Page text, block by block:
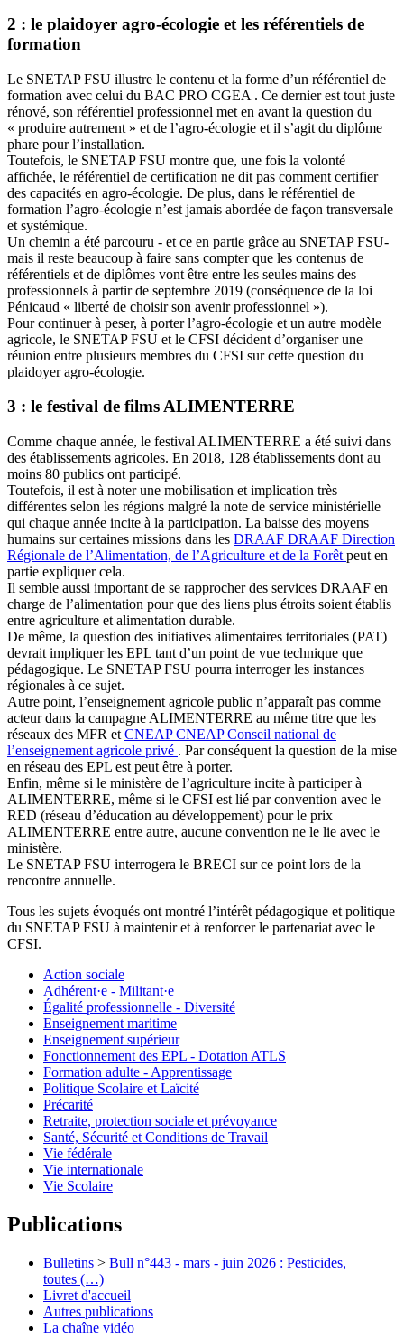
2 : le plaidoyer agro-écologie et les référentiels de
formation
Le SNETAP FSU illustre le contenu et la forme d’un référentiel de
formation avec celui du BAC PRO CGEA . Ce dernier est tout juste
rénové, son référentiel professionnel met en avant la question du
« produire autrement » et de l’agro-écologie et il s’agit du diplôme
phare pour l’installation.
Toutefois, le SNETAP FSU montre que, une fois la volonté
affichée, le référentiel de certification ne dit pas comment certifier
des capacités en agro-écologie. De plus, dans le référentiel de
formation l’agro-écologie n’est jamais abordée de façon transversale
et systémique.
Un chemin a été parcouru - et ce en partie grâce au SNETAP FSU-
mais il reste beaucoup à faire sans compter que les contenus de
référentiels et de diplômes vont être entre les seules mains des
professionnels à partir de septembre 2019 (conséquence de la loi
Pénicaud « liberté de choisir son avenir professionnel »).
Pour continuer à peser, à porter l’agro-écologie et un autre modèle
agricole, le SNETAP FSU et le CFSI décident d’organiser une
réunion entre plusieurs membres du CFSI sur cette question du
plaidoyer agro-écologie.
3 : le festival de films ALIMENTERRE
Comme chaque année, le festival ALIMENTERRE a été suivi dans
des établissements agricoles. En 2018, 128 établissements dont au
moins 80 publics ont participé.
Toutefois, il est à noter une mobilisation et implication très
différentes selon les régions malgré la note de service ministérielle
qui chaque année incite à la participation. La baisse des moyens
humains sur certaines missions dans les DRAAF DRAAF Direction
Régionale de l’Alimentation, de l’Agriculture et de la Forêt peut en
partie expliquer cela.
Il semble aussi important de se rapprocher des services DRAAF en
charge de l’alimentation pour que des liens plus étroits soient établis
entre agriculture et alimentation durable.
De même, la question des initiatives alimentaires territoriales (PAT)
devrait impliquer les EPL tant d’un point de vue technique que
pédagogique. Le SNETAP FSU pourra interroger les instances
régionales à ce sujet.
Autre point, l’enseignement agricole public n’apparaît pas comme
acteur dans la campagne ALIMENTERRE au même titre que les
réseaux des MFR et CNEAP CNEAP Conseil national de
l’enseignement agricole privé . Par conséquent la question de la mise
en réseau des EPL est peut être à porter.
Enfin, même si le ministère de l’agriculture incite à participer à
ALIMENTERRE, même si le CFSI est lié par convention avec le
RED (réseau d’éducation au développement) pour le prix
ALIMENTERRE entre autre, aucune convention ne le lie avec le
ministère.
Le SNETAP FSU interrogera le BRECI sur ce point lors de la
rencontre annuelle.
Tous les sujets évoqués ont montré l’intérêt pédagogique et politique
du SNETAP FSU à maintenir et à renforcer le partenariat avec le
CFSI.
Action sociale
Adhérent·e - Militant·e
Égalité professionnelle - Diversité
Enseignement maritime
Enseignement supérieur
Fonctionnement des EPL - Dotation ATLS
Formation adulte - Apprentissage
Politique Scolaire et Laïcité
Précarité
Retraite, protection sociale et prévoyance
Santé, Sécurité et Conditions de Travail
Vie fédérale
Vie internationale
Vie Scolaire
Publications
Bulletins > Bull n°443 - mars - juin 2026 : Pesticides,
toutes (…)
Livret d'accueil
Autres publications
La chaîne vidéo